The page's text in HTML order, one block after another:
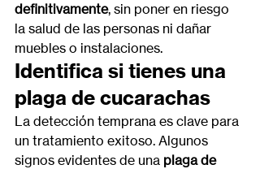
definitivamente, sin poner en riesgo
la salud de las personas ni dañar
muebles o instalaciones.
Identifica si tienes una
plaga de cucarachas
La detección temprana es clave para
un tratamiento exitoso. Algunos
signos evidentes de una plaga de